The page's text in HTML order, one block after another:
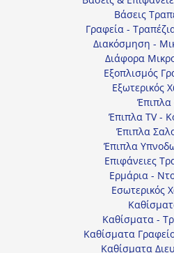
Βάσεις
Γραφεία -
Διακόσμηση -
Διάφορα
Εξοπλισμός
Εξωτερικός
Έπιπλα
Έπιπλα TV -
Έπιπλα
Έπιπλα
Επιφάνειες
Ερμάρια -
Εσωτερικός
Καθίσματα -
Καθίσματα
Καθίσματα